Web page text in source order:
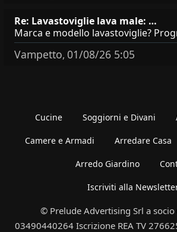
Re: Lavastoviglie lava male: …
Vampetto, 01/08/26 5:05
Cucine Soggiorni e Divani
Camere e Armadi Arredare Casa
Arredo Giardino
Iscriviti alla
© Prelude Advertising Srl a socio
03490440264 Iscrizione REA TV